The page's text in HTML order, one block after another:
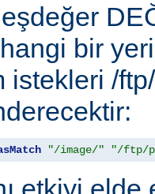
bir
istekleri /
"/image/" "/ftp/